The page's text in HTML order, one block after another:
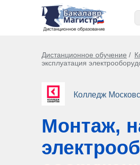
Дистанционное обучение
эксплуатация
Колледж
Монтаж,